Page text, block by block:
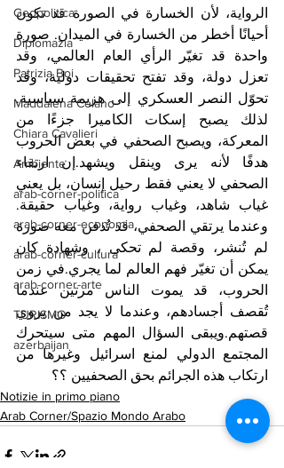
Geopolitica
Diplomazia
Patrizia Boi
Maddalena Celano
Chiara Cavalieri
Ambiente
arab-corner-politica
arab-corner-economia
arab-corner-cultura
arab-corner-arte
TURISMO
azerbaijan
الرواية، لأن الخسارة في الصورة قد تكون
تعزل دولة، وقد تفتح تحقيقات دولية، وقد
تحوّل النصر العسكري إلى هزيمة سياسية.
المعركة، ويصبح الصحفي في بعض الحروب
هدفًا لأنه يرى وينقل ويشهد.إن ارتقاء
وعندما يرتقي الصحفي، قد تُدفن معه صورة
الحروب، قد يموت الناس مرتين عندما
تُقصف أجسادهم، وعندما لا يجد من يروي
المجتمع الدولي لمنع اسرائيل وغيرها من
ارتكاب هذه الجرائم بحق الصحفيين ؟؟
Notizie in primo piano
Arab Corner/Spazio Mondo Arabo